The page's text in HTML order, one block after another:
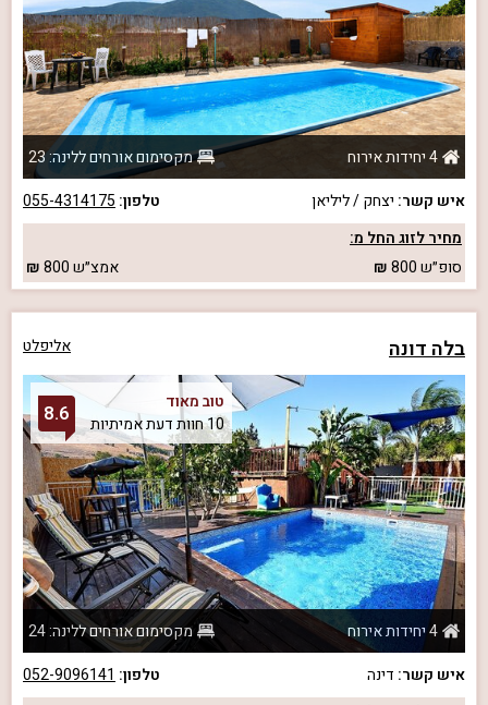
4 יחידות אירוח
מקסימום אורחים ללינה: 23
איש קשר: יצחק / ליליאן טלפון: 055-4314175
מחיר לזוג החל מ:
סופ״ש800 אמצ״ש800
בלה דונה אליפלט
טוב מאוד
10 חוות דעת אמיתיות
8.6
4 יחידות אירוח
מקסימום אורחים ללינה: 24
איש קשר: דינה טלפון: 052-9096141